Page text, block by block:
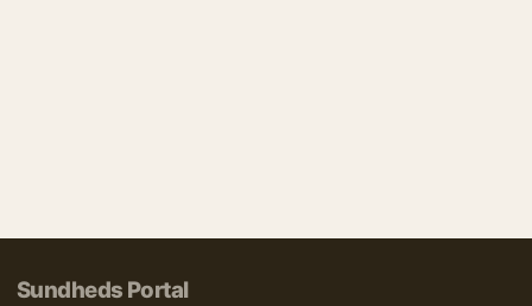
Sundheds Portal